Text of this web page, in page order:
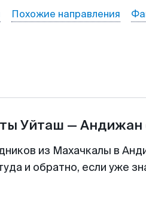
Похожие направления
Уйташ — Андижан
из Махачкалы в
и обратно, если уже